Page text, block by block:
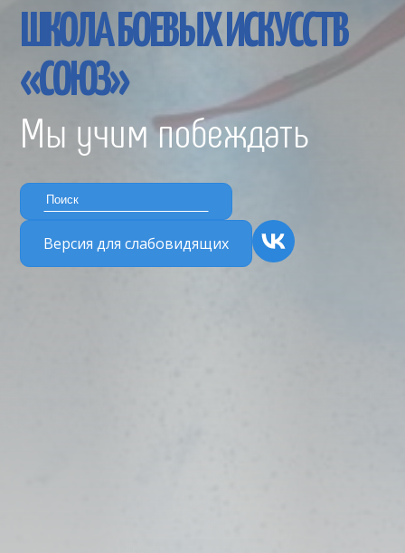
ШКОЛА БОЕВЫХ ИСКУССТВ
«СОЮЗ»
Мы учим побеждать
Версия для слабовидящих